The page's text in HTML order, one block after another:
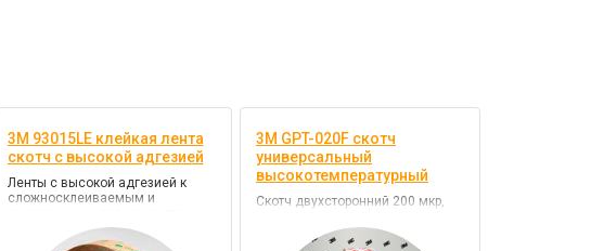
3M 93015LE клейкая лента
скотч с высокой адгезией
Ленты с высокой адгезией к
сложносклеиваемым и
3M GPT-020F скотч
универсальный
высокотемпературный
Скотч двухсторонний 200 мкр,
прозрачный, клей акриловый
безсольвентный, термостойкий